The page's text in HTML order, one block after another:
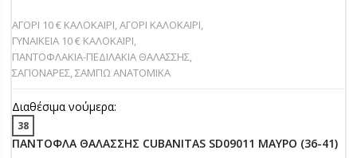
ΑΓΟΡΙ 10 € ΚΑΛΟΚΑΙΡΙ,ΑΓΟΡΙ ΚΑΛΟΚΑΙΡΙ,
ΓΥΝΑΙΚΕΙΑ 10 € ΚΑΛΟΚΑΙΡΙ,
ΠΑΝΤOΦΛΑΚΙΑ-ΠΕΔΙΛΑΚΙA ΘΑΛΑΣΣΗΣ,
ΣΑΓΙΟΝΑΡΕΣ,ΣΑΜΠΩ ΑΝΑΤΟΜΙΚΑ
Διαθέσιμα νούμερα:
38
ΠΑΝΤΟΦΛΑ ΘΑΛΑΣΣΗΣ CUBANITAS SD09011 ΜΑΥΡΟ (36-41)